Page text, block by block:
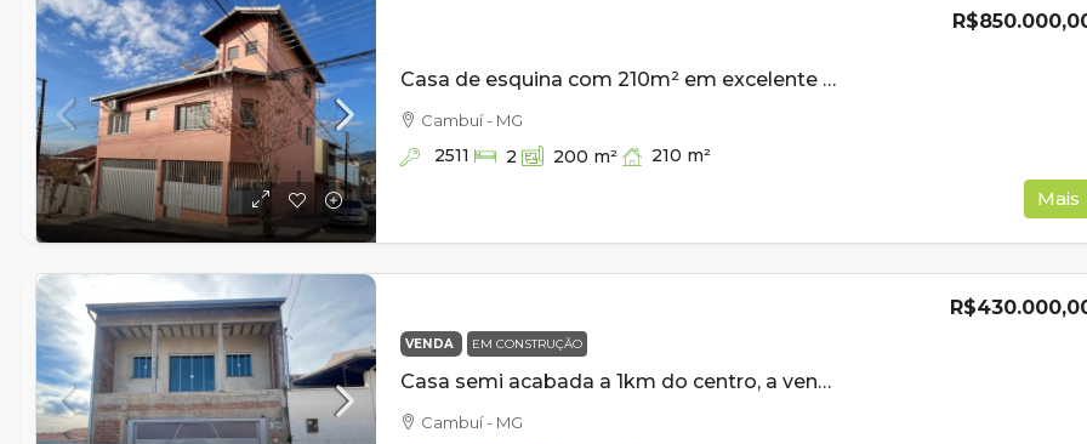
Casa de esquina com 210m² em excelente bairro a venda em Cambuí MG
Cambuí - MG
2511 2 200 m² 210 m²
Mais
VENDA EM CONSTRUÇÃO
Casa semi acabada a 1km do centro, a venda em Cambui MG
Cambuí - MG